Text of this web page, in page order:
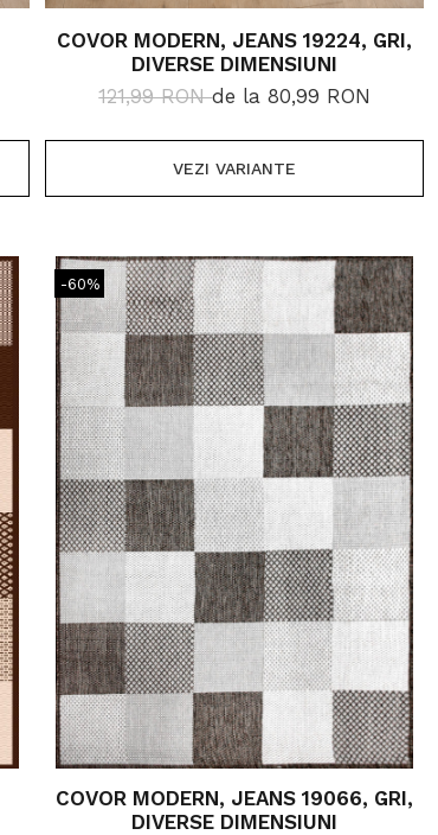
COVOR MODERN, JEANS 19224, GRI,
DIVERSE DIMENSIUNI
121,99 RONde la 80,99 RON
VEZI VARIANTE
-60%
COVOR MODERN, JEANS 19066, GRI,
DIVERSE DIMENSIUNI